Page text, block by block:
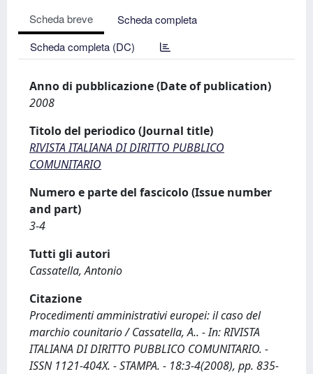
Scheda breve
Scheda completa
Scheda completa (DC)
Anno di pubblicazione (Date of publication)
2008
Titolo del periodico (Journal title)
RIVISTA ITALIANA DI DIRITTO PUBBLICO
COMUNITARIO
Numero e parte del fascicolo (Issue number
and part)
3-4
Tutti gli autori
Cassatella, Antonio
Citazione
Procedimenti amministrativi europei: il caso del
marchio counitario / Cassatella, A.. - In: RIVISTA
ITALIANA DI DIRITTO PUBBLICO COMUNITARIO. -
ISSN 1121-404X. - STAMPA. - 18:3-4(2008), pp. 835-